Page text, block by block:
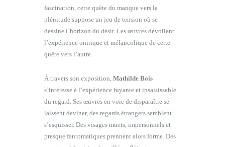
fascination, cette quête du manque vers la
plénitude suppose un jeu de tension où se
dessine l’horizon du désir. Les œuvres dévoilent
l’expérience onirique et mélancolique de cette
quête vers l’autre.
À travers son exposition, Mathilde Bois
s’intéresse à l’expérience fuyante et insaisissable
du regard. Ses œuvres en voie de disparaître se
laissent deviner, des regards étrangers semblent
s’esquisser. Des visages muets, impersonnels et
presque fantomatiques prennent alors forme. Des